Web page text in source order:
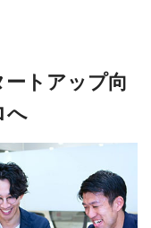
トアップ向
へ